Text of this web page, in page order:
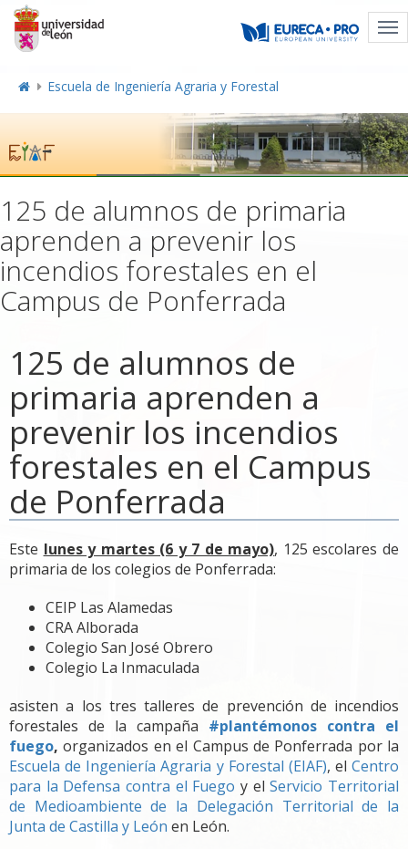
Escuela de Ingeniería Agraria y Forestal
125 de alumnos de primaria
aprenden a prevenir los
incendios forestales en el
Campus de Ponferrada
125 de alumnos de
primaria aprenden a
prevenir los incendios
forestales en el Campus
de Ponferrada
Este lunes y martes (6 y 7 de mayo), 125 escolares de
primaria de los colegios de Ponferrada:
CEIP Las Alamedas
CRA Alborada
Colegio San José Obrero
Colegio La Inmaculada
asisten a los tres talleres de prevención de incendios
forestales de la campaña #plantémonos contra el
fuego, organizados en el Campus de Ponferrada por la
Escuela de Ingeniería Agraria y Forestal (EIAF), el Centro
para la Defensa contra el Fuego y elServicio Territorial
de Medioambiente de la Delegación Territorial de la
Junta de Castilla y León en León.